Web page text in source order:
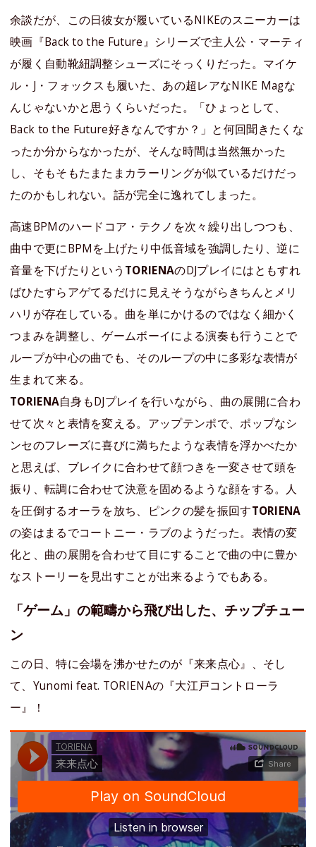
余談だが、この日彼女が履いているNIKEのスニーカーは
映画『Back to the Future』シリーズで主人公・マーティ
が履く自動靴紐調整シューズにそっくりだった。マイケ
ル・J・フォックスも履いた、あの超レアなNIKE Magな
んじゃないかと思うくらいだった。「ひょっとして、
Back to the Future好きなんですか？」と何回聞きたくな
ったか分からなかったが、そんな時間は当然無かった
し、そもそもたまたまカラーリングが似ているだけだっ
たのかもしれない。話が完全に逸れてしまった。
高速BPMのハードコア・テクノを次々繰り出しつつも、
曲中で更にBPMを上げたり中低音域を強調したり、逆に
音量を下げたりという TORIENAのDJプレイにはともすれ
ばひたすらアゲてるだけに見えそうながらきちんとメリ
ハリが存在している。曲を単にかけるのではなく細かく
つまみを調整し、ゲームボーイによる演奏も行うことで
ループが中心の曲でも、そのループの中に多彩な表情が
生まれて来る。
TORIENA自身もDJプレイを行いながら、曲の展開に合わ
せて次々と表情を変える。アップテンポで、ポップなシ
ンセのフレーズに喜びに満ちたような表情を浮かべたか
と思えば、ブレイクに合わせて顔つきを一変させて頭を
振り、転調に合わせて決意を固めるような顔をする。人
を圧倒するオーラを放ち、ピンクの髪を振回すTORIENA
の姿はまるでコートニー・ラブのようだった。表情の変
化と、曲の展開を合わせて目にすることで曲の中に豊か
なストーリーを見出すことが出来るようでもある。
「ゲーム」の範疇から飛び出した、チップチュー
ン
この日、特に会場を沸かせたのが『来来点心』、そし
て、Yunomi feat. TORIENAの『大江戸コントローラ
ー』！